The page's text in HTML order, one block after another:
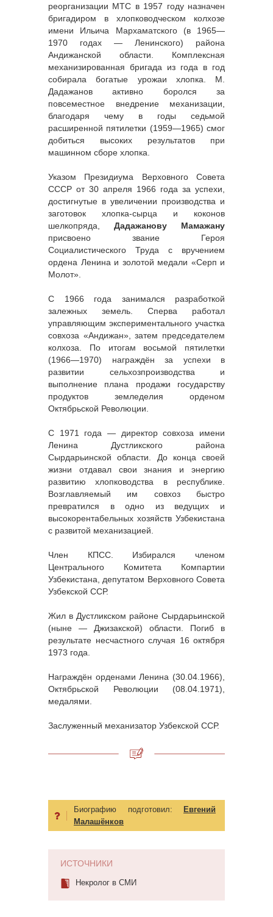
реорганизации МТС в 1957 году назначен
бригадиром в хлопководческом колхозе
имени Ильича Мархаматского (в 1965—
1970 годах — Ленинского) района
Андижанской области. Комплексная
механизированная бригада из года в год
собирала богатые урожаи хлопка. М.
Дадажанов активно боролся за
повсеместное внедрение механизации,
благодаря чему в годы седьмой
расширенной пятилетки (1959—1965) смог
добиться высоких результатов при
машинном сборе хлопка.
Указом Президиума Верховного Совета
СССР от 30 апреля 1966 года за успехи,
достигнутые в увеличении производства и
заготовок хлопка-сырца и коконов
шелкопряда, Дадажанову Мамажану
присвоено звание Героя
Социалистического Труда с вручением
ордена Ленина и золотой медали «Серп и
Молот».
С 1966 года занимался разработкой
залежных земель. Сперва работал
управляющим экспериментального участка
совхоза «Андижан», затем председателем
колхоза. По итогам восьмой пятилетки
(1966—1970) награждён за успехи в
развитии сельхозпроизводства и
выполнение плана продажи государству
продуктов земледелия орденом
Октябрьской Революции.
С 1971 года — директор совхоза имени
Ленина Дустликского района
Сырдарьинской области. До конца своей
жизни отдавал свои знания и энергию
развитию хлопководства в республике.
Возглавляемый им совхоз быстро
превратился в одно из ведущих и
высокорентабельных хозяйств Узбекистана
с развитой механизацией.
Член КПСС. Избирался членом
Центрального Комитета Компартии
Узбекистана, депутатом Верховного Совета
Узбекской ССР.
Жил в Дустликском районе Сырдарьинской
(ныне — Джизакской) области. Погиб в
результате несчастного случая 16 октября
1973 года.
Награждён орденами Ленина (30.04.1966),
Октябрьской Революции (08.04.1971),
медалями.
Заслуженный механизатор Узбекской ССР.
Биографию подготовил:
Евгений
Малашёнков
ИСТОЧНИКИ
Некролог в СМИ